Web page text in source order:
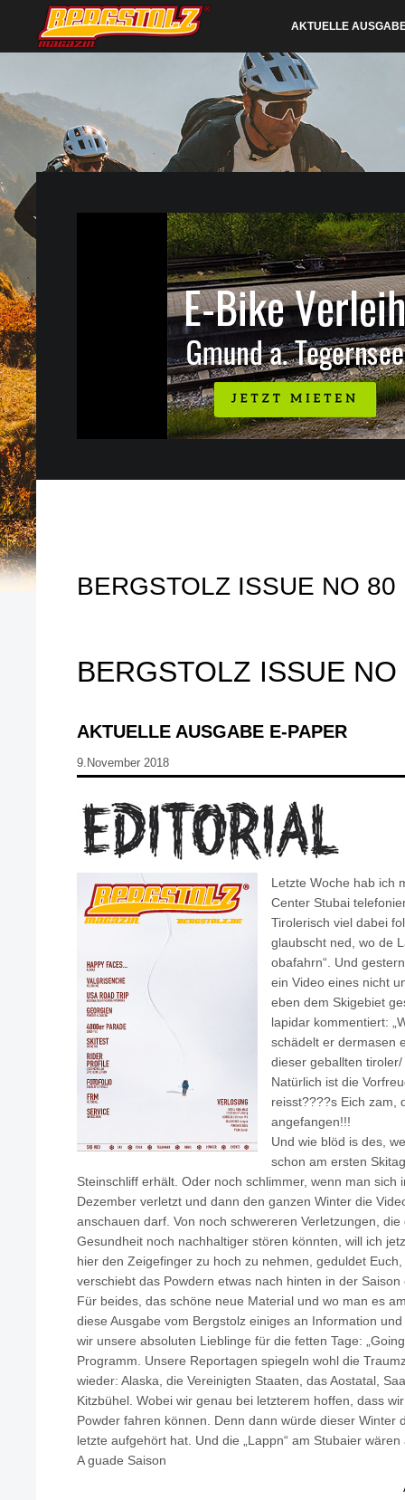
AKTUELLE
BERGSTOLZ ISSUE NO 80
BERGSTOLZ ISSUE NO
AKTUELLE AUSGABE E-PAPER
9.November 2018
Letzte Woche hab ich
Center Stubai
Tirolerisch viel dabei
glaubscht ned, wo de
obafahrn“. Und
ein Video eines nicht
eben dem Skigebiet
lapidar kommentiert:
schädelt er dermasen
dieser geballten
Natürlich ist die
reisst????s Eich zam,
angefangen!!!
Und wie blöd is des,
schon am ersten
Steinschliff erhält. Oder noch schlimmer, wenn man sich
Dezember verletzt und dann den ganzen Winter die
anschauen darf. Von noch schwereren Verletzungen,
Gesundheit noch nachhaltiger stören könnten, will ich
hier den Zeigefinger zu hoch zu nehmen, geduldet
verschiebt das Powdern etwas nach hinten in der
Für beides, das schöne neue Material und wo man es
diese Ausgabe vom Bergstolz einiges an Information
wir unsere absoluten Lieblinge für die fetten Tage:
Programm. Unsere Reportagen spiegeln wohl die
wieder: Alaska, die Vereinigten Staaten, das Aostatal,
Kitzbühel. Wobei wir genau bei letzterem hoffen, dass
Powder fahren können. Denn dann würde dieser Winter
letzte aufgehört hat. Und die „Lappn“ am Stubaier
A guade Saison